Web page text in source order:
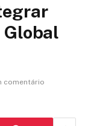
Global
comentário